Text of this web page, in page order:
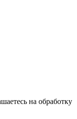
на обработку